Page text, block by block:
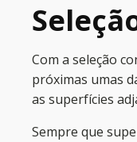
Com a seleção
próximas umas
as superfícies
Sempre que